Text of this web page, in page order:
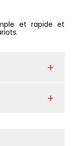
et rapide et